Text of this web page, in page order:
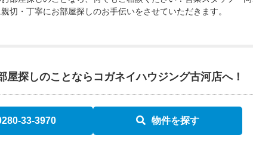
切・丁寧にお部屋探しのお手伝いをさせていただきます。
屋探しのことなら コガネイハウジング古河店へ！
33-3970 物件を探す